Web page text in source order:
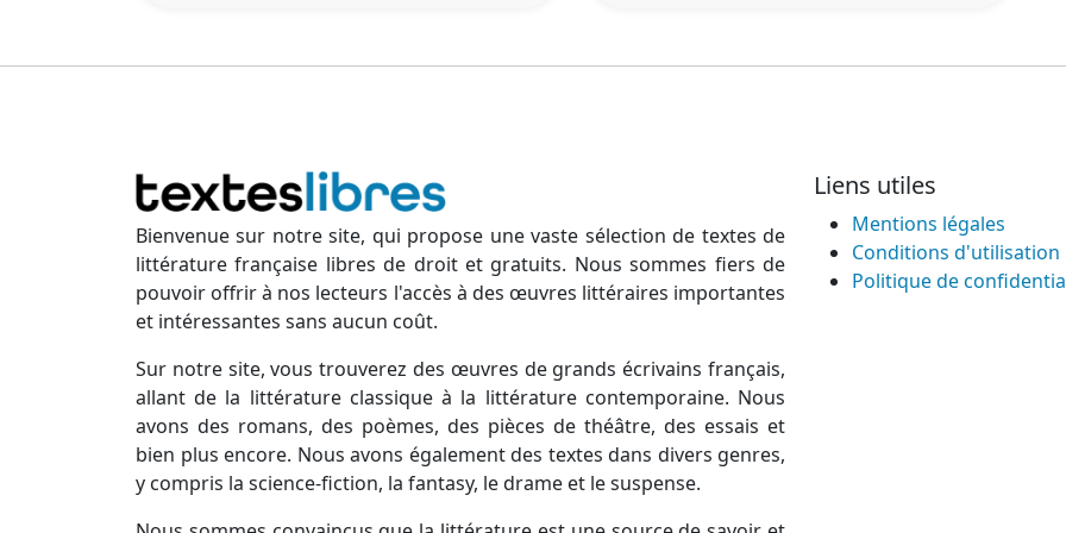
Bienvenue sur notre site, qui propose une vaste sélection de textes de
littérature française libres de droit et gratuits. Nous sommes fiers de
pouvoir offrir à nos lecteurs l'accès à des œuvres littéraires importantes
et intéressantes sans aucun coût.
Sur notre site, vous trouverez des œuvres de grands écrivains français,
allant de la littérature classique à la littérature contemporaine. Nous
avons des romans, des poèmes, des pièces de théâtre, des essais et
bien plus encore. Nous avons également des textes dans divers genres,
y compris la science-fiction, la fantasy, le drame et le suspense.
Liens utiles
Mentions légales
Conditions d'utilisation
Politique de